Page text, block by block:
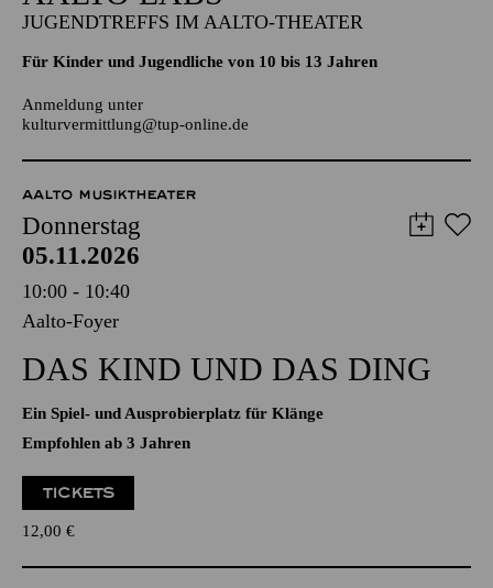
Aalto-Cafeteria
AALTO LABS
Für Kinder und Jugendliche von 10 bis 13 Jahren
kulturvermittlung@tup-online.de
AALTO MUSIKTHEATER
Donnerstag
05.11.2026
10:00 - 10:40
DAS KIND UND DAS DING
Ein Spiel- und Ausprobierplatz für Klänge
Empfohlen ab 3 Jahren